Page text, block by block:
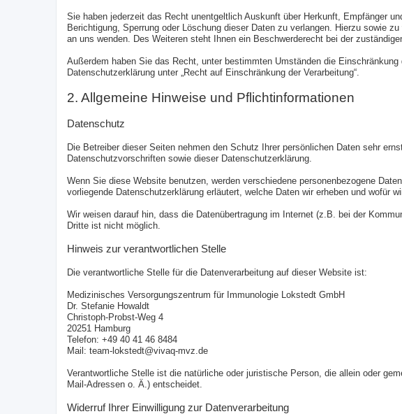
Sie haben jederzeit das Recht unentgeltlich Auskunft über Herkunft, Empfänger
Berichtigung, Sperrung oder Löschung dieser Daten zu verlangen. Hierzu sowie
an uns wenden. Des Weiteren steht Ihnen ein Beschwerderecht bei der
Außerdem haben Sie das Recht, unter bestimmten Umständen die
Datenschutzerklärung unter „Recht auf Einschränkung der Verarbeitung“.
2. Allgemeine Hinweise und Pflichtinformationen
Datenschutz
Die Betreiber dieser Seiten nehmen den Schutz Ihrer persönlichen Daten sehr
Datenschutzvorschriften sowie dieser Datenschutzerklärung.
Wenn Sie diese Website benutzen, werden verschiedene personenbezogene
vorliegende Datenschutzerklärung erläutert, welche Daten wir erheben und wofür
Wir weisen darauf hin, dass die Datenübertragung im Internet (z.B. bei der
Dritte ist nicht möglich.
Hinweis zur verantwortlichen Stelle
Die verantwortliche Stelle für die Datenverarbeitung auf dieser Website ist:
Medizinisches Versorgungszentrum für Immunologie Lokstedt GmbH
Dr. Stefanie Howaldt
Christoph-Probst-Weg 4
20251 Hamburg
Telefon: +49 40 41 46 8484
Mail: team-lokstedt@vivaq-mvz.de
Verantwortliche Stelle ist die natürliche oder juristische Person, die allein oder
Mail-Adressen o. Ä.) entscheidet.
Widerruf Ihrer Einwilligung zur Datenverarbeitung